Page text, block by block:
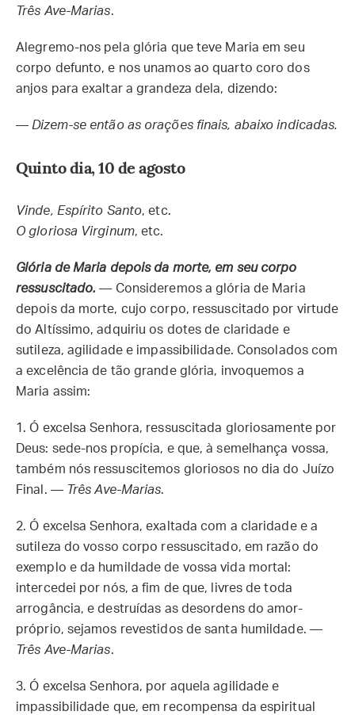
Três Ave-Marias.
Alegremo-nos pela glória que teve Maria em seu
corpo defunto, e nos unamos ao quarto coro dos
anjos para exaltar a grandeza dela, dizendo:
—Dizem-se então as orações finais, abaixo indicadas.
Quinto dia, 10 de agosto
Vinde, Espírito Santo, etc.
O gloriosa Virginum, etc.
Glória de Maria depois da morte, em seu corpo
ressuscitado. — Consideremos a glória de Maria
depois da morte, cujo corpo, ressuscitado por virtude
do Altíssimo, adquiriu os dotes de claridade e
sutileza, agilidade e impassibilidade. Consolados com
a excelência de tão grande glória, invoquemos a
Maria assim:
1. Ó excelsa Senhora, ressuscitada gloriosamente por
Deus: sede-nos propícia, e que, à semelhança vossa,
também nós ressuscitemos gloriosos no dia do Juízo
Final. — Três Ave-Marias.
2. Ó excelsa Senhora, exaltada com a claridade e a
sutileza do vosso corpo ressuscitado, em razão do
exemplo e da humildade de vossa vida mortal:
intercedei por nós, a fim de que, livres de toda
arrogância, e destruídas as desordens do amor-
próprio, sejamos revestidos de santa humildade. —
Três Ave-Marias.
3. Ó excelsa Senhora, por aquela agilidade e
impassibilidade que, em recompensa da espiritual